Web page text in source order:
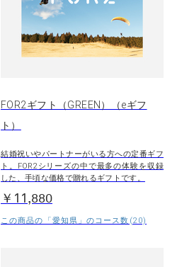
FOR2ギフト（GREEN）（eギフ
ト）
結婚祝いやパートナーがいる方への定番ギフ
ト。FOR2シリーズの中で最多の体験を収録
した、手頃な価格で贈れるギフトです。
￥11,880
この商品の「愛知県」のコース数(20)